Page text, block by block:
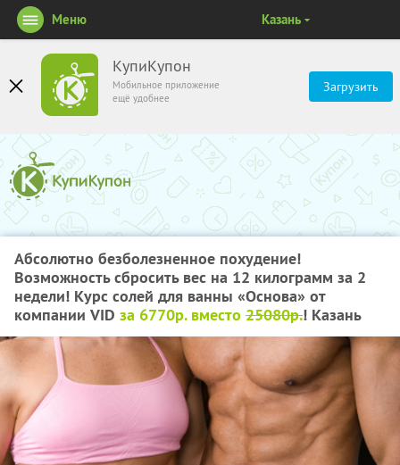
КупиКупон
Мобильное приложение
ещё удобнее
Загрузить
Меню Казань
Абсолютно безболезненное похудение!
Возможность сбросить вес на 12 килограмм за 2
недели! Курс солей для ванны «Основа» от
компании VID за 6770р. вместо 25080р.! Казань